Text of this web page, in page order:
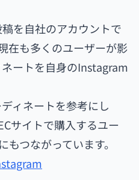
を自社のアカウントで
在も多くのユーザーが影
ートを自身のInstagram
ィネートを参考にし
サイトで購入するユー
つながっています。